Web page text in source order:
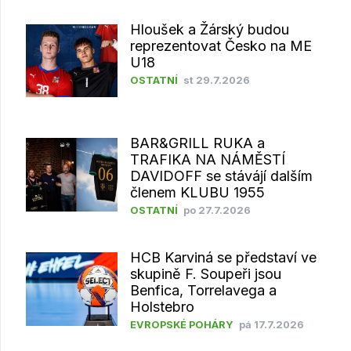
Hloušek a Žárský budou
reprezentovat Česko na ME
U18
OSTATNÍ st 29.7.2026
BAR&GRILL RUKA a
TRAFIKA NA NÁMĚSTÍ
DAVIDOFF se stávájí dalším
členem KLUBU 1955
OSTATNÍ po 27.7.2026
HCB Karviná se představí ve
skupině F. Soupeři jsou
Benfica, Torrelavega a
Holstebro
EVROPSKÉ POHÁRY pá 17.7.2026